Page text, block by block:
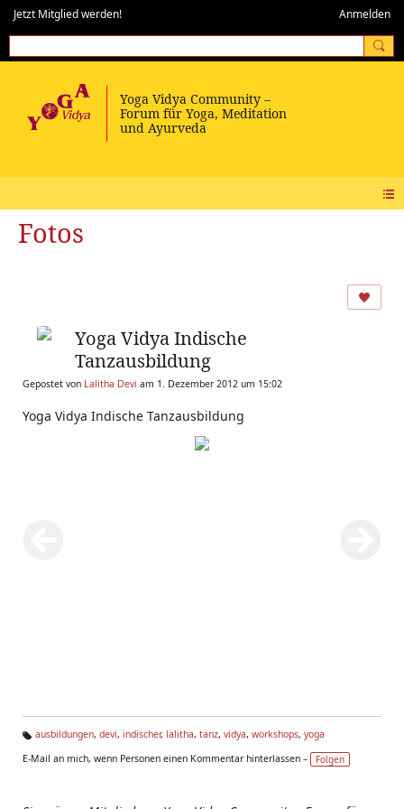
Jetzt Mitglied werden! Anmelden
Fotos
Yoga Vidya Indische
Tanzausbildung
Gepostet von Lalitha Devi am 1. Dezember 2012 um 15:02
Yoga Vidya Indische Tanzausbildung
g
ausbildungen, devi, indischer, lalitha, tanz, vidya, workshops, yoga
E-Mail an mich, wenn Personen einen Kommentar hinterlassen –
Folgen